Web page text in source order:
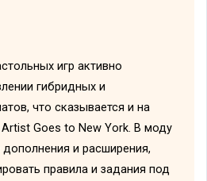
игр активно
гибридных и
что сказывается и на
Goes to New York. В моду
дополнения и расширения,
правила и задания под